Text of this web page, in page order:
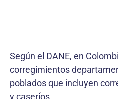
Según el DANE, en
corregimientos
poblados que incluyen
y caseríos.